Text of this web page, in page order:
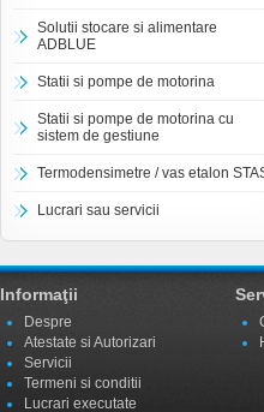
Solutii stocare si alimentare
ADBLUE
Statii si pompe de motorina
Statii si pompe de motorina cu
sistem de gestiune
Termodensimetre / vas etalon
Lucrari sau servicii
Informaţii
Despre
Atestate si Autorizari
Servicii
Termeni si conditii
Lucrari executate